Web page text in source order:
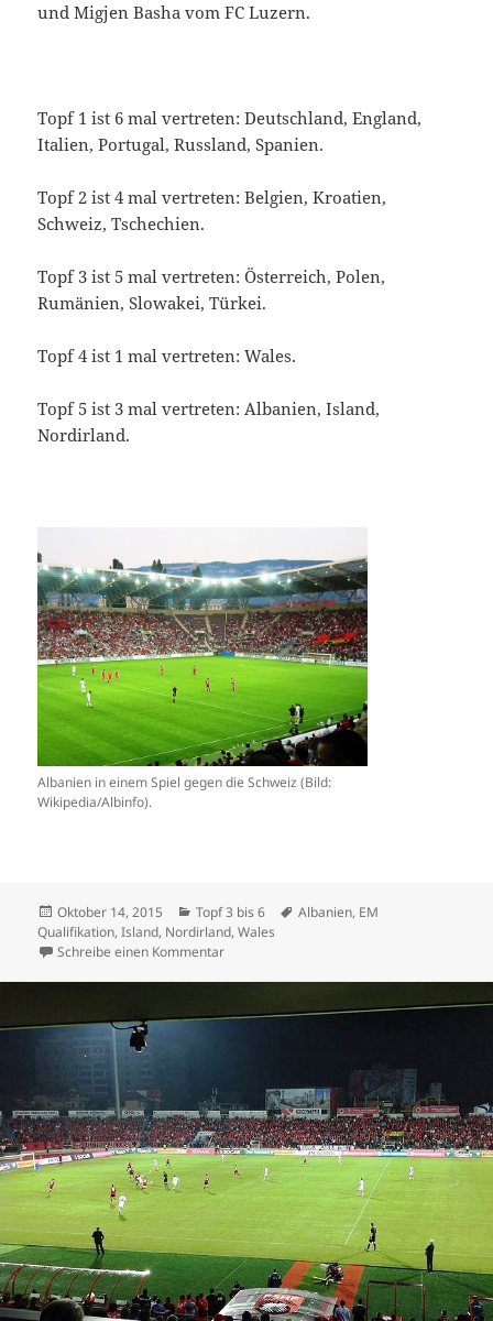
und Migjen Basha vom FC Luzern.
Topf 1 ist 6 mal vertreten: Deutschland, England,
Italien, Portugal, Russland, Spanien.
Topf 2 ist 4 mal vertreten: Belgien, Kroatien,
Schweiz, Tschechien.
Topf 3 ist 5 mal vertreten: Österreich, Polen,
Rumänien, Slowakei, Türkei.
Topf 4 ist 1 mal vertreten: Wales.
Topf 5 ist 3 mal vertreten: Albanien, Island,
Nordirland.
Albanien in einem Spiel gegen die Schweiz (Bild:
Wikipedia/Albinfo).
Veröffentlicht
am
Oktober 14, 2015 Kategorien
Topf 3 bis 6 Schlagwörter
Albanien, EM
Qualifikation,Island, Nordirland,Wales
Schreibe einen Kommentarzu Albanien, Island und Nordirland sind